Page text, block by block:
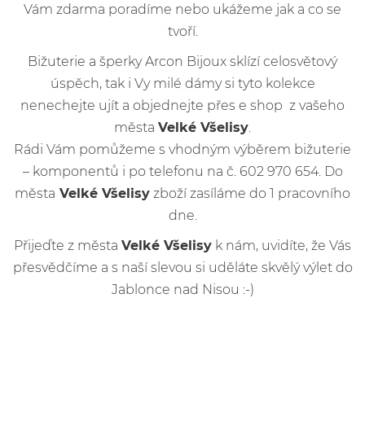
Vám zdarma poradíme nebo ukážeme jak a co se
tvoří.
Bižuterie a šperky Arcon Bijoux sklízí celosvětový
úspěch, tak i Vy milé dámy si tyto kolekce
nenechejte ujít a objednejte přes e shop z vašeho
města Velké Všelisy
Rádi Vám pomůžeme s vhodným výběrem bižuterie
– komponentů i po telefonu na č. 602 970 654. Do
města Velké Všelisy zboží zasíláme do 1 pracovního
dne.
Přijeďte z města Velké Všelisy k nám, uvidíte, že Vás
přesvědčíme a s naší slevou si uděláte skvělý výlet do
Jablonce nad Nisou :-)